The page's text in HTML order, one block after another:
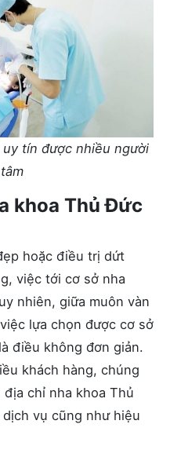
tín được nhiều người
khoa Thủ Đức
hoặc điều trị dứt
việc tới cơ sở nha
nhiên, giữa muôn vàn
lựa chọn được cơ sở
điều không đơn giản.
khách hàng, chúng
chỉ nha khoa Thủ
vụ cũng như hiệu